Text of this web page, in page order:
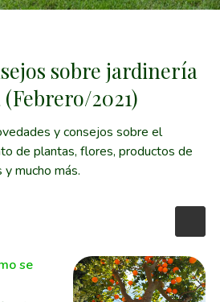
sobre jardinería
2021)
y consejos sobre el
de plantas, flores, productos de
y mucho más.
se